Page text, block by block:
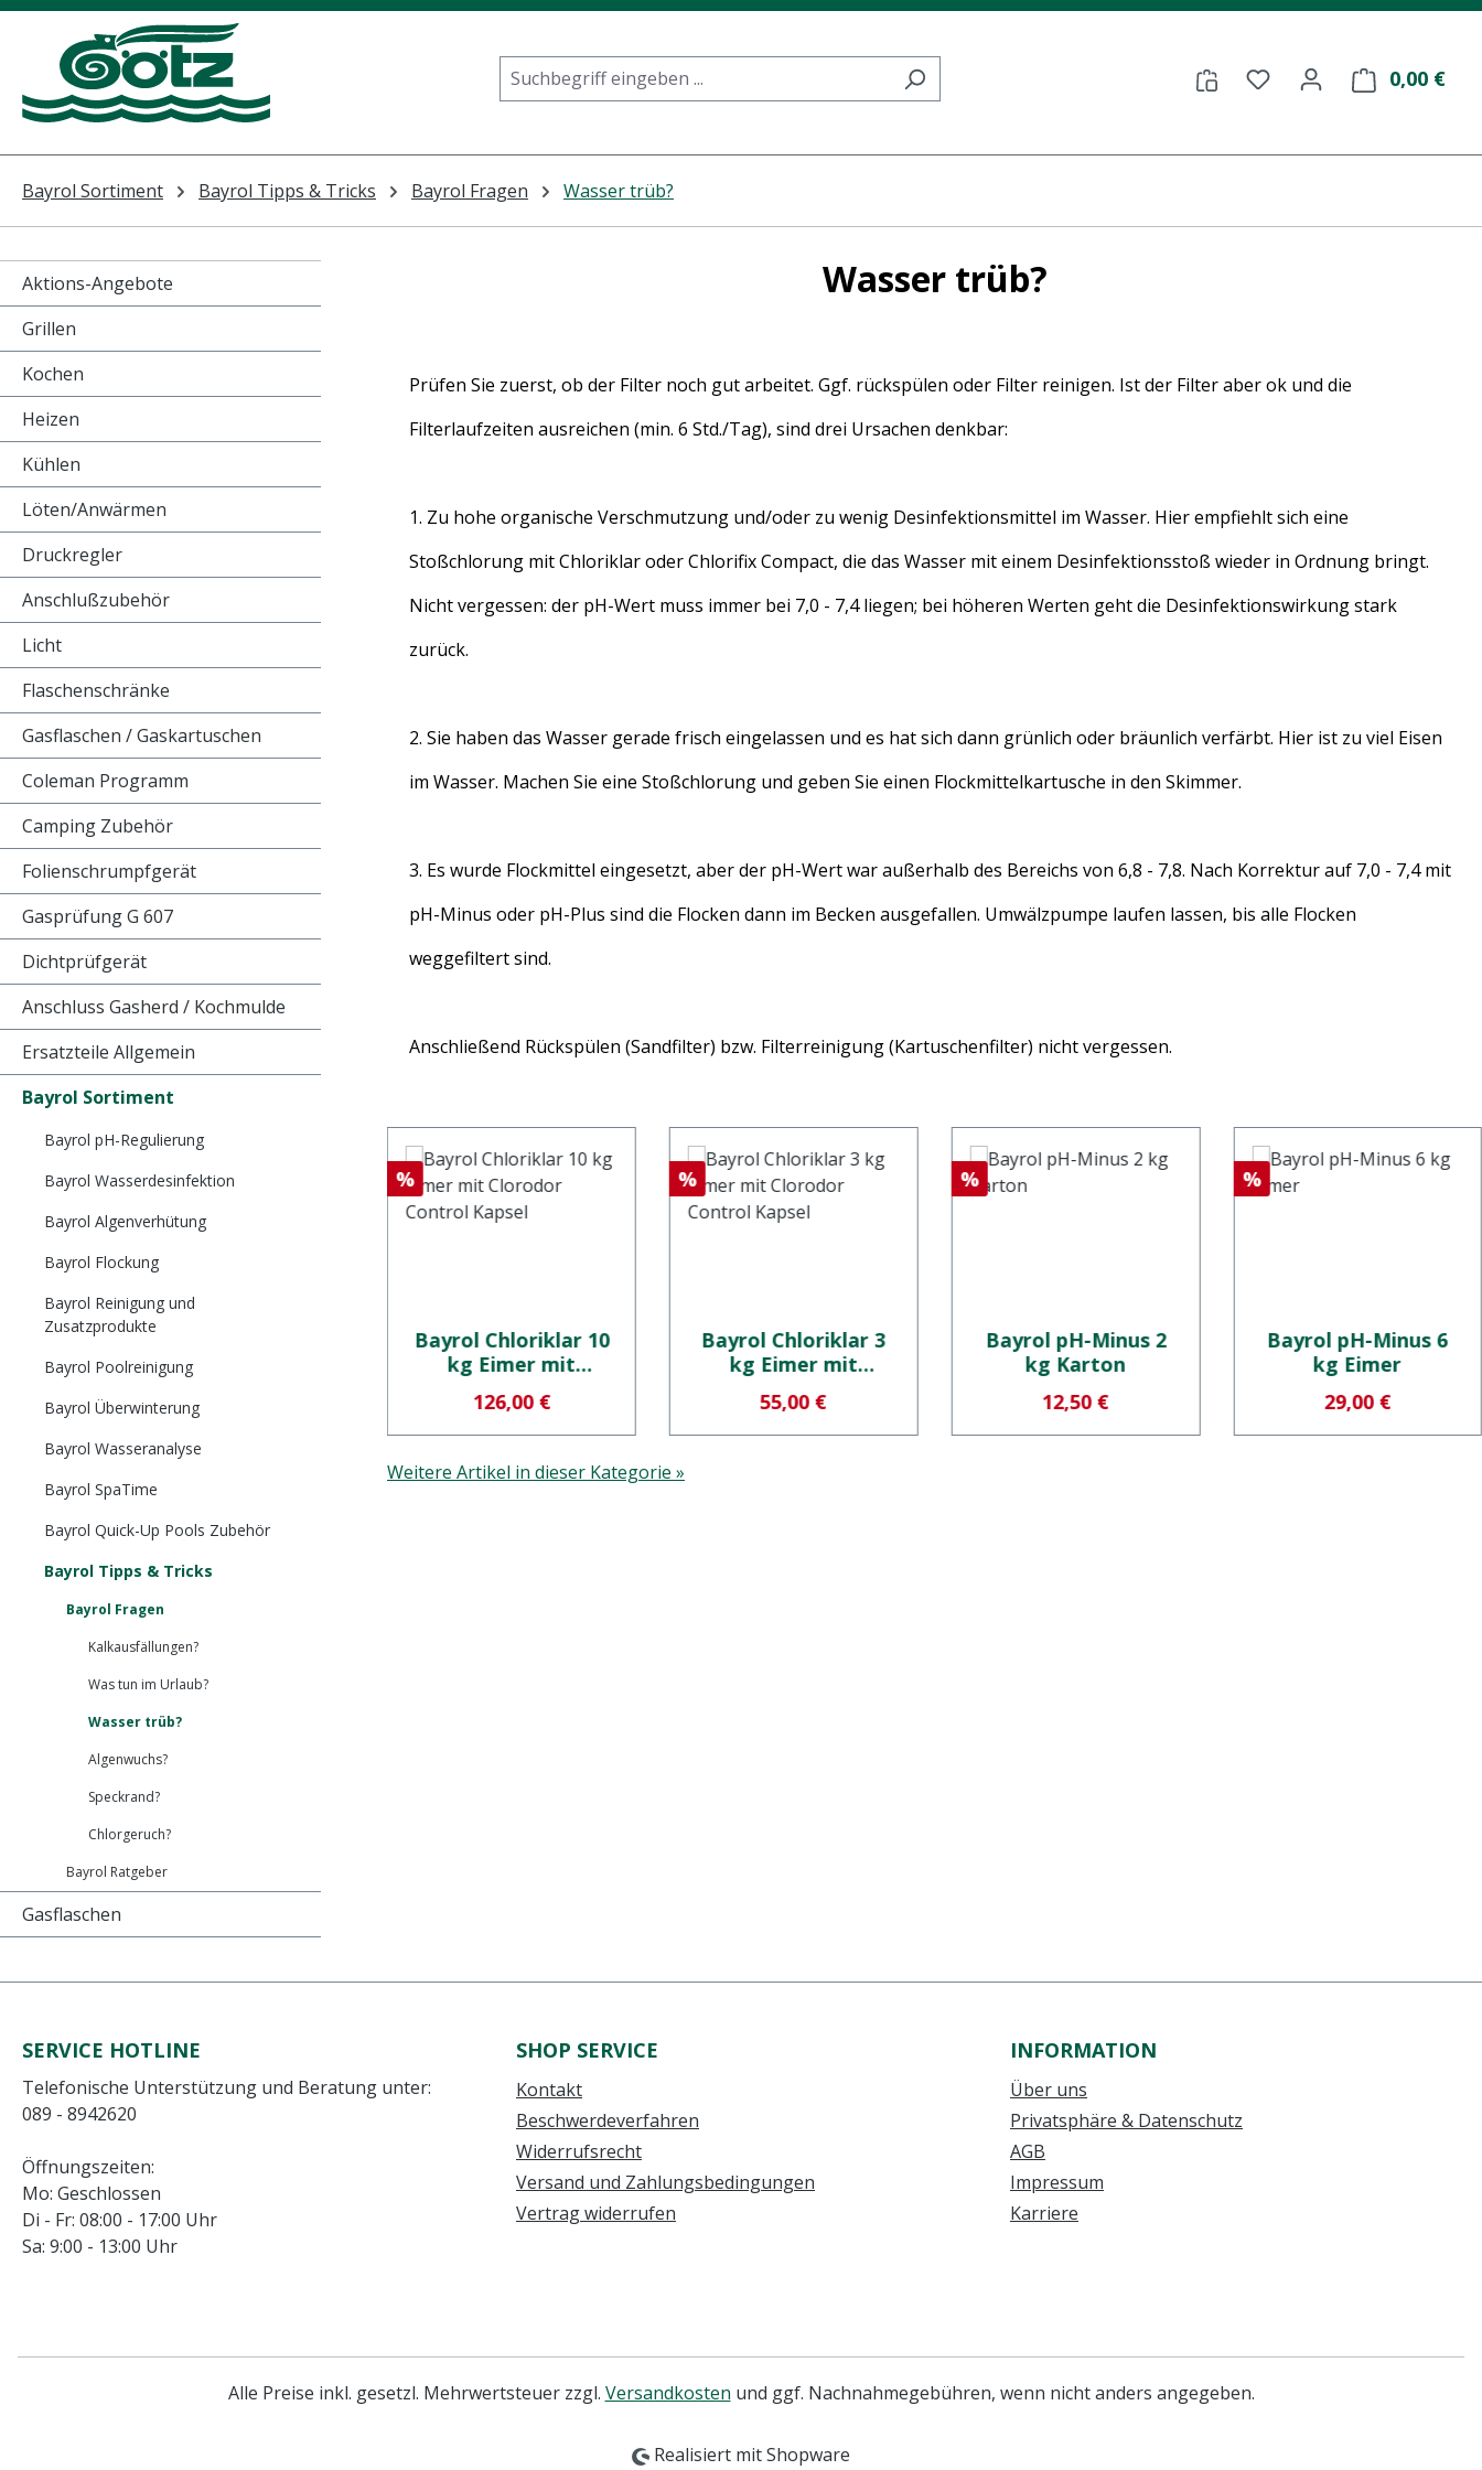
Hauptinhalt springen
Zur Suche springen
Zur Hauptnavigation springen
Du hast 0 Produkte
0,00 €
Bayrol Sortiment Bayrol Tipps & Tricks Bayrol Fragen Wasser trüb?
Aktions-Angebote
Grillen
Kochen
Heizen
Kühlen
Löten/Anwärmen
Druckregler
Anschlußzubehör
Licht
Flaschenschränke
Gasflaschen / Gaskartuschen
Coleman Programm
Camping Zubehör
Folienschrumpfgerät
Gasprüfung G 607
Dichtprüfgerät
Anschluss Gasherd / Kochmulde
Ersatzteile Allgemein
Bayrol Sortiment
Bayrol pH-Regulierung
Bayrol Wasserdesinfektion
Bayrol Algenverhütung
Bayrol Flockung
Bayrol Reinigung und
Zusatzprodukte
Bayrol Poolreinigung
Bayrol Überwinterung
Bayrol Wasseranalyse
Bayrol SpaTime
Bayrol Quick-Up Pools Zubehör
Bayrol Tipps & Tricks
Bayrol Fragen
Kalkausfällungen?
Was tun im Urlaub?
Wasser trüb?
Algenwuchs?
Speckrand?
Chlorgeruch?
Bayrol Ratgeber
Gasflaschen
Wasser trüb?
Prüfen Sie zuerst, ob der Filter noch gut arbeitet. Ggf. rückspülen oder Filter reinigen. Ist der Filter aber ok und die
Filterlaufzeiten ausreichen (min. 6 Std./Tag), sind drei Ursachen denkbar:
1. Zu hohe organische Verschmutzung und/oder zu wenig Desinfektionsmittel im Wasser. Hier empfiehlt sich eine
Stoßchlorung mit Chloriklar oder Chlorifix Compact, die das Wasser mit einem Desinfektionsstoß wieder in Ordnung bringt.
Nicht vergessen: der pH-Wert muss immer bei 7,0 - 7,4 liegen; bei höheren Werten geht die Desinfektionswirkung stark
zurück.
2. Sie haben das Wasser gerade frisch eingelassen und es hat sich dann grünlich oder bräunlich verfärbt. Hier ist zu viel Eisen
im Wasser. Machen Sie eine Stoßchlorung und geben Sie einen Flockmittelkartusche in den Skimmer.
3. Es wurde Flockmittel eingesetzt, aber der pH-Wert war außerhalb des Bereichs von 6,8 - 7,8. Nach Korrektur auf 7,0 - 7,4 mit
pH-Minus oder pH-Plus sind die Flocken dann im Becken ausgefallen. Umwälzpumpe laufen lassen, bis alle Flocken
weggefiltert sind.
Anschließend Rückspülen (Sandfilter) bzw. Filterreinigung (Kartuschenfilter) nicht vergessen.
kg
Rabatt
%
Bayrol Chloriklar 1kg
Verkaufspreis:
20,50 €
Rabatt
%
Bayrol Chloriklar 10
kg Eimer mit
Clorodor Control
Kapsel
Verkaufspreis:
126,00 €
Rabatt
%
Bayrol Chloriklar 3
kg Eimer mit
Clorodor Control
Kapsel
Verkaufspreis:
55,00 €
Rabatt
%
Bayrol pH-Minus 2
kg Karton
Verkaufspreis:
12,50 €
Rabatt
%
Bayrol pH-Minus 6
kg Eimer
Verkaufspreis:
29,00 €
Weitere Artikel in dieser Kategorie »
SERVICE HOTLINE
Telefonische Unterstützung und Beratung unter:
089 - 8942620
Öffnungszeiten:
Mo: Geschlossen
Di - Fr: 08:00 - 17:00 Uhr
Sa: 9:00 - 13:00 Uhr
SHOP SERVICE
Kontakt
Beschwerdeverfahren
Widerrufsrecht
Versand und Zahlungsbedingungen
Vertrag widerrufen
INFORMATION
Über uns
Privatsphäre & Datenschutz
AGB
Impressum
Karriere
Alle Preise inkl. gesetzl. Mehrwertsteuer zzgl. Versandkosten und ggf. Nachnahmegebühren, wenn nicht anders angegeben.
Realisiert mit Shopware